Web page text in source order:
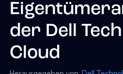
der Dell
Cloud